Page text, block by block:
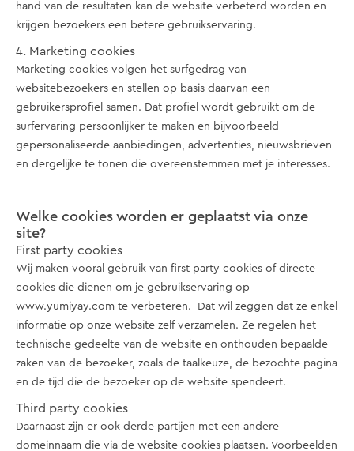
hand van de resultaten kan de website verbeterd worden en
krijgen bezoekers een betere gebruikservaring.
4. Marketing cookies
Marketing cookies volgen het surfgedrag van
websitebezoekers en stellen op basis daarvan een
gebruikersprofiel samen. Dat profiel wordt gebruikt om de
surfervaring persoonlijker te maken en bijvoorbeeld
gepersonaliseerde aanbiedingen, advertenties, nieuwsbrieven
en dergelijke te tonen die overeenstemmen met je interesses.
Welke cookies worden er geplaatst via onze
site?
First party cookies
Wij maken vooral gebruik van first party cookies of directe
cookies die dienen om je gebruikservaring op
www.yumiyay.com te verbeteren. Dat wil zeggen dat ze enkel
informatie op onze website zelf verzamelen. Ze regelen het
technische gedeelte van de website en onthouden bepaalde
zaken van de bezoeker, zoals de taalkeuze, de bezochte pagina
en de tijd die de bezoeker op de website spendeert.
Third party cookies
Daarnaast zijn er ook derde partijen met een andere
domeinnaam die via de website cookies plaatsen. Voorbeelden